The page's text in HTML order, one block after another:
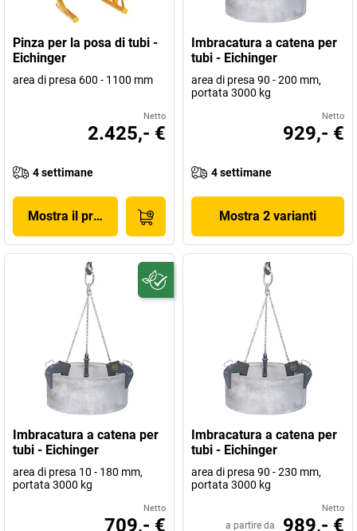
Pinza per la posa di tubi -
Eichinger
area di presa 600 - 1100 mm
Netto
2.425,- €
4 settimane
Mostra il prodotto
Imbracatura a catena per
tubi - Eichinger
area di presa 90 - 200 mm,
portata 3000 kg
Netto
929,- €
4 settimane
Mostra 2 varianti
Imbracatura a catena per
tubi - Eichinger
area di presa 10 - 180 mm,
portata 3000 kg
Netto
709,- €
Imbracatura a catena per
tubi - Eichinger
area di presa 90 - 230 mm,
portata 3000 kg
Netto
a partire da 989,- €